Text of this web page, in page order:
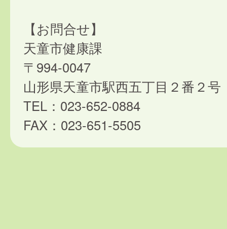
【お問合せ】
天童市健康課
〒994-0047
山形県天童市駅西五丁目２番２号
TEL：023-652-0884
FAX：023-651-5505